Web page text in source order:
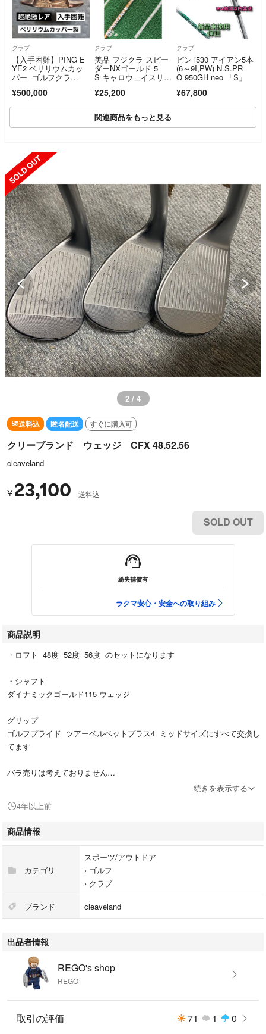
クラブ
【入手困難】PING E
YE2 ベリリウムカッ
パー ゴルフクラ
¥500,000
クラブ
美品 フジクラ スピー
ダーNXゴールド 5
S キャロウェイスリー
¥25,200
クラブ
ピン i530 アイアン5本
(6～9I,PW) N.S.PR
O 950GH neo 「S」
¥67,800
関連商品をもっと見る
3 / 4
送料込 匿名配送 すぐに購入可
クリーブランド ウェッジ CFX 48.52.56
cleaveland
¥ 23,100 送料込
SOLD OUT
紛失補償有
ラクマ安心・安全への取り組み
商品説明
・ロフト 48度 52度 56度 のセットになります
・シャフト
ダイナミックゴールド115 ウェッジ
グリップ
ゴルフプライド ツアーベルベットプラス4 ミッドサイズにすべて交換し
てます
バラ売りは考えておりません
あくまで中古商品、自宅保管になります。
神経質な方はご遠慮下さい。簡易で最小のサイズでの発送となります。
ご不明点などありましたらコメントよろしくお願いします。
#cleaveland #ウェッジ #ゴルフプライドプラス4
#ミッドサイズ
続きを表示する
4年以上前
商品情報
カテゴリ
スポーツ/アウトドア
› ゴルフ
› クラブ
ブランド cleaveland
出品者情報
REGO's shop
REGO
取引の評価 71 1 0